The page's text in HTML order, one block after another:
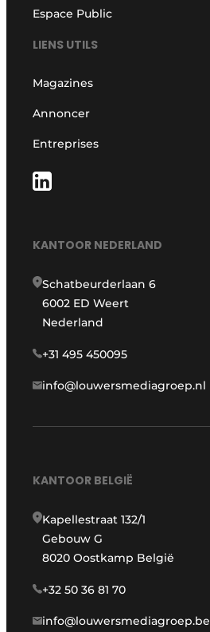
Espace Public
LIENS UTILS
Magazines
Annoncer
Entreprises
KANTOOR NEDERLAND
Schatbeurderlaan 6
6002 ED Weert
Nederland
+31 495 450095
info@louwersmediagroep.nl
KANTOOR BELGIË
Kapellestraat 132/1
Gebouw G
8020 Oostkamp België
+32 50 36 81 70
info@louwersmediagroep.be